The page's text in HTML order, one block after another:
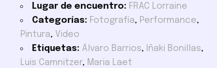
Lugar de encuentro: FRAC Lorraine
Categorías: Fotografía, Performance,
Pintura, Video
Etiquetas: Álvaro Barrios, Iñaki Bonillas,
Luis Camnitzer, Maria Laet